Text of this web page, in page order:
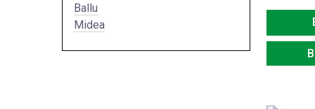
Ballu
Midea